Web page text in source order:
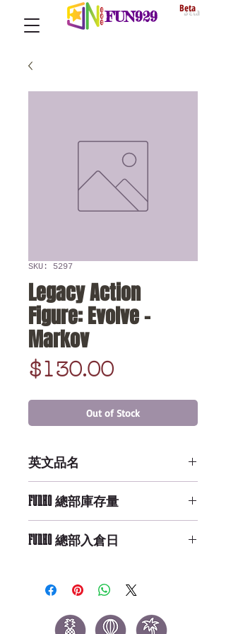
FUN929 Beta
SKU: 5297
Legacy Action
Figure: Evolve -
Markov
$130.00Price
Out of Stock
英文品名
Markov
FUNKO 總部庫存量
FUNKO 總部入倉日